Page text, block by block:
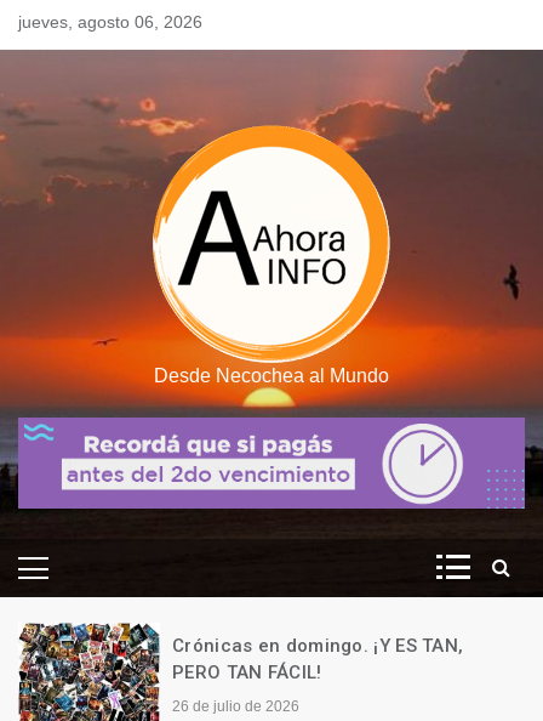
Skipjueves, agosto 06, 2026
Desde Necochea al Mundo
Crónicas en domingo. ¡Y ES TAN,
PERO TAN FÁCIL!
26 de julio de 2026